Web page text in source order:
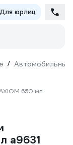
Для юрлиц
/ Автомобильные
650 мл
a9631